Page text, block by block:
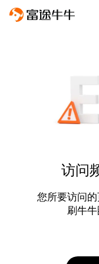
访问
您所要访问
刷牛